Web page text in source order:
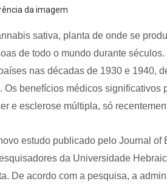
da imagem
sativa, planta de onde se
de todo o mundo durante
nas décadas de 1930 e 1940,
Os benefícios médicos significativos
e esclerose múltipla, só
estudo publicado pelo Journal
da Universidade
De acordo com a pesquisa, a